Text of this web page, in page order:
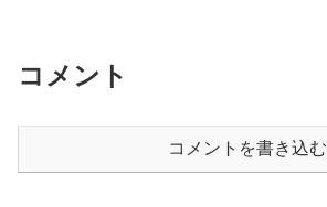
コメント
コメントを書き込む